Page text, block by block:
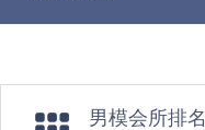
男模会所排名